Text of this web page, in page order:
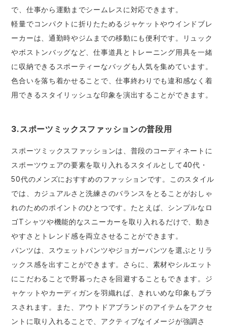
で、仕事から運動までシームレスに対応できます。
軽量でコンパクトに折りたためるジャケットやウインドブレ
ーカーは、通勤時やジムまでの移動にも便利です。リュック
やボストンバッグなど、仕事道具とトレーニング用具を一緒
に収納できるスポーティーなバッグも人気を集めています。
色合いを落ち着かせることで、仕事終わりでも違和感なく着
用できるスタイリッシュな印象を演出することができます。
3.スポーツミックスファッションの普段用
スポーツミックスファッションは、普段のコーディネートに
スポーツウェアの要素を取り入れるスタイルとして40代・
50代のメンズにおすすめのファッションです。このスタイル
では、カジュアルさと洗練さのバランスをとることがおしゃ
れのためのポイントのひとつです。たとえば、シンプルなロ
ゴTシャツや機能的なスニーカーを取り入れるだけで、動き
やすさとトレンド感を両立させることができます。
パンツは、スウェットパンツやジョガーパンツを選ぶとリラ
ックス感を出すことができます。さらに、素材やシルエット
にこだわることで野暮ったさを回避することもできます。ジ
ャケットやカーディガンを羽織れば、きれいめな印象もプラ
スされます。また、アウトドアブランドのアイテムをアクセ
ントに取り入れることで、アクティブなイメージが強調さ